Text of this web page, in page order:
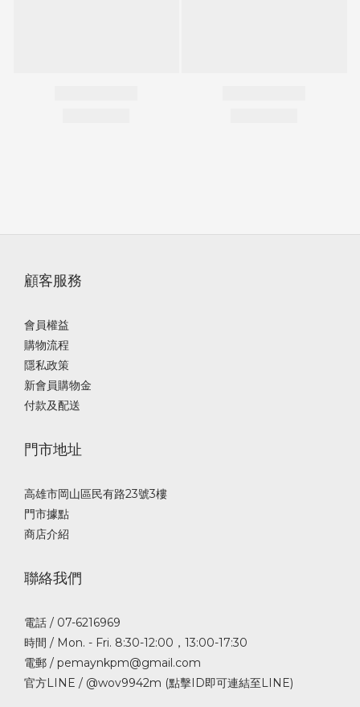
顧客服務
會員權益
購物流程
隱私政策
新會員購物金
付款及配送
門市地址
高雄市岡山區民有路23號3樓
門市據點
商店介紹
聯絡我們
電話 / 07-6216969
時間 / Mon. - Fri. 8:30-12:00，13:00-17:30
電郵 / pemaynkpm@gmail.com
官方LINE / @wov9942m (點擊ID即可連結至LINE)